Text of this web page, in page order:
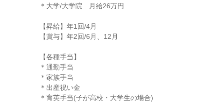
＊大学/大学院…月給26万円
【昇給】年1回/4月
【賞与】年2回/6月、12月
【各種手当】
＊通勤手当
＊家族手当
＊出産祝い金
＊育英手当(子が高校・大学生の場合)